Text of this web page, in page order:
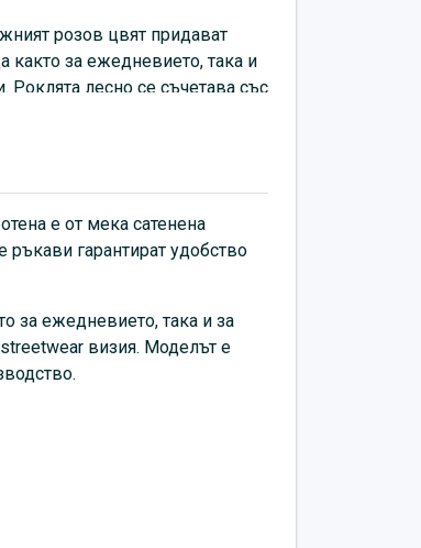
розов цвят придават
както за ежедневието, така и
Роклята лесно се съчетава със
е от мека сатенена
ръкави гарантират удобство
за ежедневието, така и за
визия. Моделът е